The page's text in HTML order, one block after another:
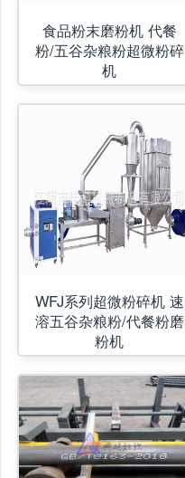
食品粉末磨粉机 代餐
粉/五谷杂粮粉超微粉碎
机
WFJ系列超微粉碎机 速
溶五谷杂粮粉/代餐粉磨
粉机